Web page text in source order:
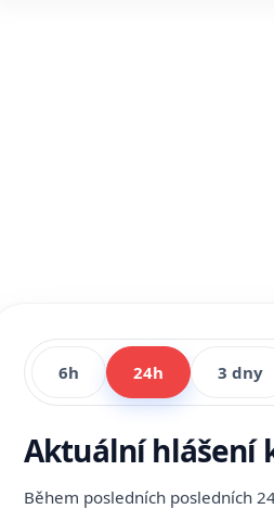
6h 24h 3 dny
Aktuální hlášení
Během posledních posledních